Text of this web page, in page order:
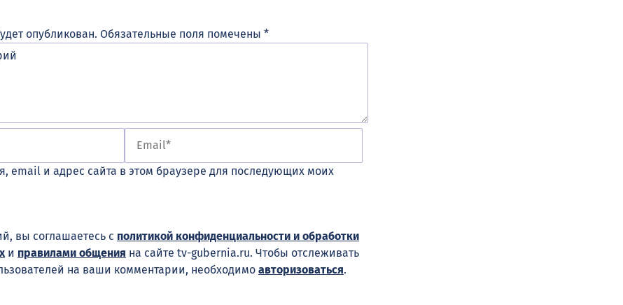
опубликован. Обязательные поля помечены *
email и адрес сайта в этом браузере для последующих моих
вы соглашаетесь с политикой конфиденциальности и обработки
и правилами общения на сайте tv-gubernia.ru. Чтобы отслеживать
на ваши комментарии, необходимо авторизоваться.